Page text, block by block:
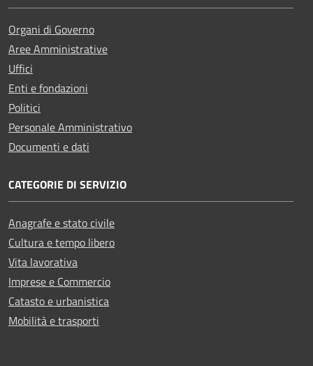
Organi di Governo
Aree Amministrative
Uffici
Enti e fondazioni
Politici
Personale Amministrativo
Documenti e dati
CATEGORIE DI SERVIZIO
Anagrafe e stato civile
Cultura e tempo libero
Vita lavorativa
Imprese e Commercio
Catasto e urbanistica
Mobilità e trasporti